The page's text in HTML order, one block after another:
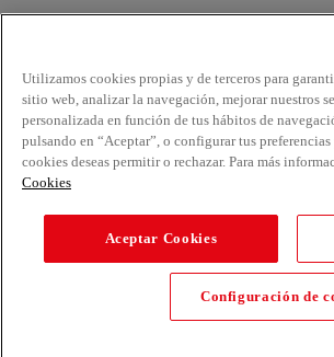
Utilizamos cookies propias y de terceros para
sitio web, analizar la navegación, mejorar nuestros
personalizada en función de tus hábitos de
pulsando en “Aceptar”, o configurar tus
cookies deseas permitir o rechazar. Para más
Cookies
Aceptar Cookies
Configuración de